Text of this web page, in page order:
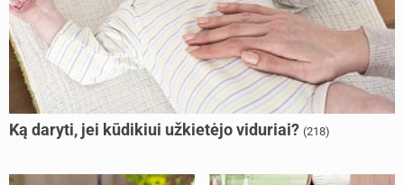
Ką daryti, jei kūdikiui užkietėjo viduriai? (218)